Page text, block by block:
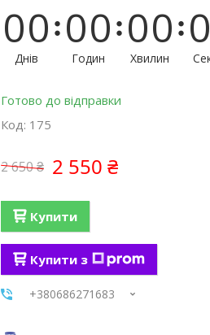
00
Днів
00
Годин
00
Хвилин
0
Готово до відправки
Код: 175
2 650 ₴ 2 550 ₴
Купити
Купити з
+380686271683